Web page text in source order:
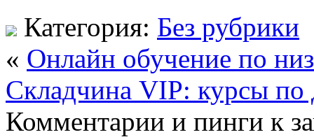
Категория: Без рубрики
« Онлайн обучение по
Складчина VIP: курсы по
Комментарии и пинги к